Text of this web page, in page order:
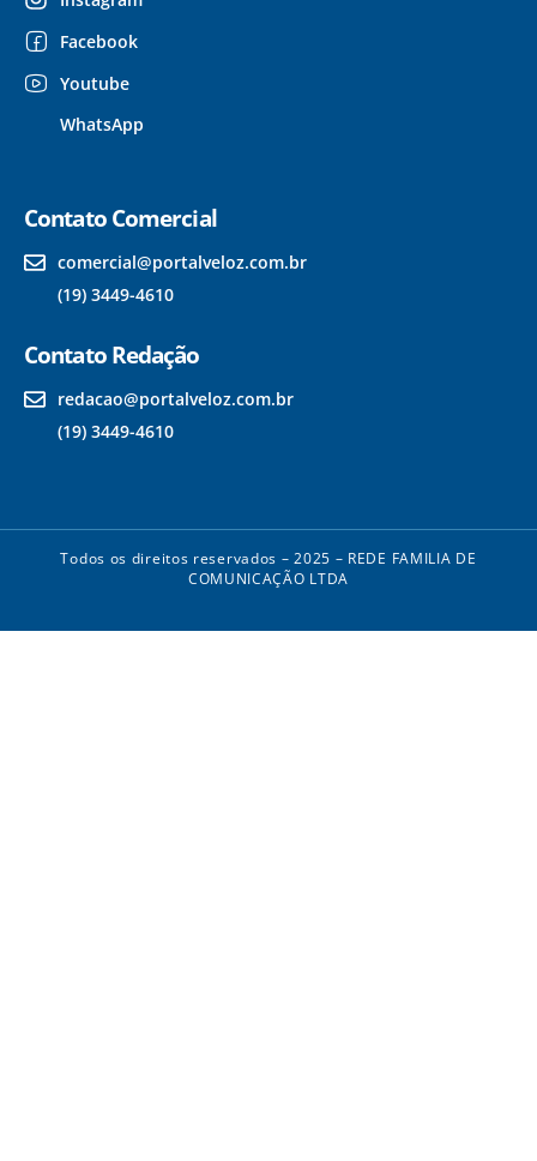
Facebook
Youtube
WhatsApp
Contato Comercial
comercial@portalveloz.com.br
(19) 3449-4610
Contato Redação
redacao@portalveloz.com.br
(19) 3449-4610
Todos os direitos reservados – 2025 – REDE FAMILIA DE
COMUNICAÇÃO LTDA